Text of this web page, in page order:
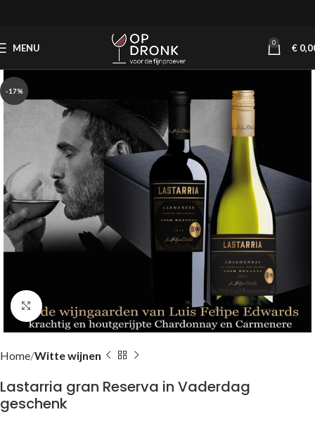
MENU 0 €
-17%
Click to enlarge
Home Witte wijnen
Lastarria gran Reserva in Vaderdag
geschenk